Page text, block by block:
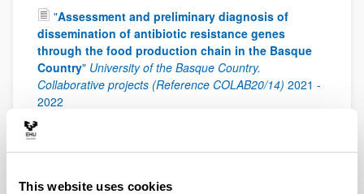
This website uses cookies
"Assessment and preliminary diagnosis of
dissemination of antibiotic resistance genes
through the food production chain in the Basque
Country" University of the Basque Country.
Collaborative projects (Reference COLAB20/14) 2021 -
2022
Foundation
2020